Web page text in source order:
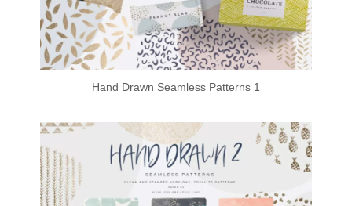
Hand Drawn Seamless Patterns 1